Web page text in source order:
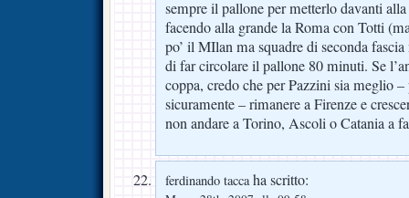
sempre il pallone per metterlo davanti
facendo alla grande la Roma con Totti
po’ il MIlan ma squadre di seconda
di far circolare il pallone 80 minuti. Se
coppa, credo che per Pazzini sia meglio
sicuramente – rimanere a Firenze e
non andare a Torino, Ascoli o Catania a
ferdinando taccaha scritto: